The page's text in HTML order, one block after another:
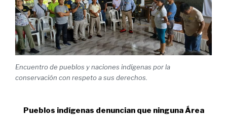
Encuentro de pueblos y naciones indígenas por la
conservación con respeto a sus derechos.
Pueblos indígenas denuncian que ninguna Área